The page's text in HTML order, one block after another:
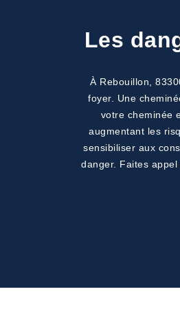
Les
À Rebouillon,
foyer. Une
votre cheminée
augmentant les
sensibiliser aux
danger. Faites